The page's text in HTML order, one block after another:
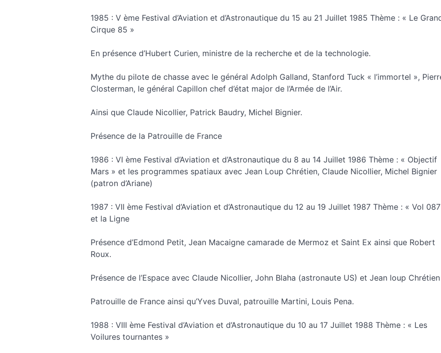
1985 : V ème Festival d’Aviation et d’Astronautique du 15 au 21 Juillet 1985 Thème : « Le
Cirque 85 »
En présence d’Hubert Curien, ministre de la recherche et de la technologie.
Mythe du pilote de chasse avec le général Adolph Galland, Stanford Tuck « l’immortel »,
Closterman, le général Capillon chef d’état major de l’Armée de l’Air.
Ainsi que Claude Nicollier, Patrick Baudry, Michel Bignier.
Présence de la Patrouille de France
1986 : VI ème Festival d’Aviation et d’Astronautique du 8 au 14 Juillet 1986 Thème : « Objectif
Mars » et les programmes spatiaux avec Jean Loup Chrétien, Claude Nicollier, Michel Bignier
(patron d’Ariane)
1987 : VII ème Festival d’Aviation et d’Astronautique du 12 au 19 Juillet 1987 Thème : « Vol
et la Ligne
Présence d’Edmond Petit, Jean Macaigne camarade de Mermoz et Saint Ex ainsi que Robert
Roux.
Présence de l’Espace avec Claude Nicollier, John Blaha (astronaute US) et Jean loup Chrétien
Patrouille de France ainsi qu’Yves Duval, patrouille Martini, Louis Pena.
1988 : VIII ème Festival d’Aviation et d’Astronautique du 10 au 17 Juillet 1988 Thème : « Les
Voilures tournantes »